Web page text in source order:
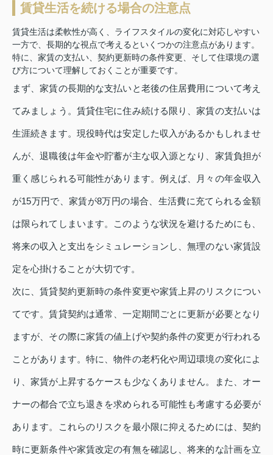
賃貸生活を続ける場合の注意点
賃貸生活は柔軟性が高く、ライフスタイルの変化に対応しやすい
一方で、長期的な視点で考えるといくつかの注意点があります。
特に、家賃の支払い、契約更新時の条件変更、そして住環境の選
び方について理解しておくことが重要です。
まず、家賃の長期的な支払いと老後の住居費用について考え
てみましょう。賃貸住宅に住み続ける限り、家賃の支払いは
生涯続きます。現役時代は安定した収入があるかもしれませ
んが、退職後は年金や貯蓄が主な収入源となり、家賃負担が
重く感じられる可能性があります。例えば、月々の年金収入
が15万円で、家賃が8万円の場合、生活費に充てられる金額
は限られてしまいます。このような状況を避けるためにも、
将来の収入と支出をシミュレーションし、無理のない家賃設
定を心掛けることが大切です。
次に、賃貸契約更新時の条件変更や家賃上昇のリスクについ
てです。賃貸契約は通常、一定期間ごとに更新が必要となり
ますが、その際に家賃の値上げや契約条件の変更が行われる
ことがあります。特に、物件の老朽化や周辺環境の変化によ
り、家賃が上昇するケースも少なくありません。また、オー
ナーの都合で立ち退きを求められる可能性も考慮する必要が
あります。これらのリスクを最小限に抑えるためには、契約
時に更新条件や家賃改定の有無を確認し、将来的な計画を立